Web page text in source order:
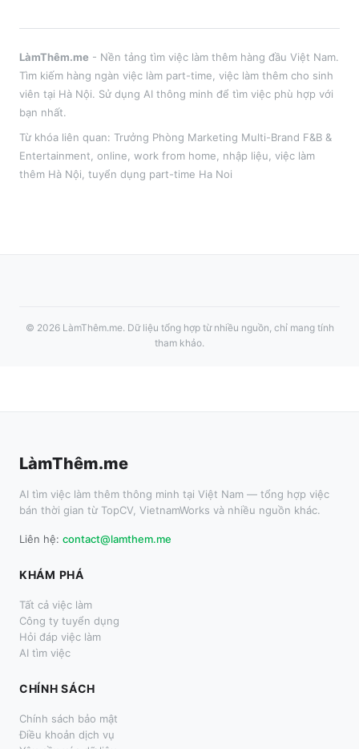
LàmThêm.me - Nền tảng tìm việc làm thêm hàng đầu Việt Nam.
Tìm kiếm hàng ngàn việc làm part-time, việc làm thêm cho sinh
viên tại Hà Nội. Sử dụng AI thông minh để tìm việc phù hợp với
bạn nhất.
Từ khóa liên quan: Trưởng Phòng Marketing Multi-Brand F&B &
Entertainment online, work from home, nhập liệu , việc làm
thêm Hà Nội , tuyển dụng part-time Ha Noi
© 2026 LàmThêm.me. Dữ liệu tổng hợp từ nhiều nguồn, chỉ mang tính
tham khảo.
LàmThêm.me
AI tìm việc làm thêm thông minh tại Việt Nam — tổng hợp việc
bán thời gian từ TopCV, VietnamWorks và nhiều nguồn khác.
Liên hệ: contact@lamthem.me
KHÁM PHÁ
Tất cả việc làm
Công ty tuyển dụng
Hỏi đáp việc làm
AI tìm việc
CHÍNH SÁCH
Chính sách bảo mật
Điều khoản dịch vụ